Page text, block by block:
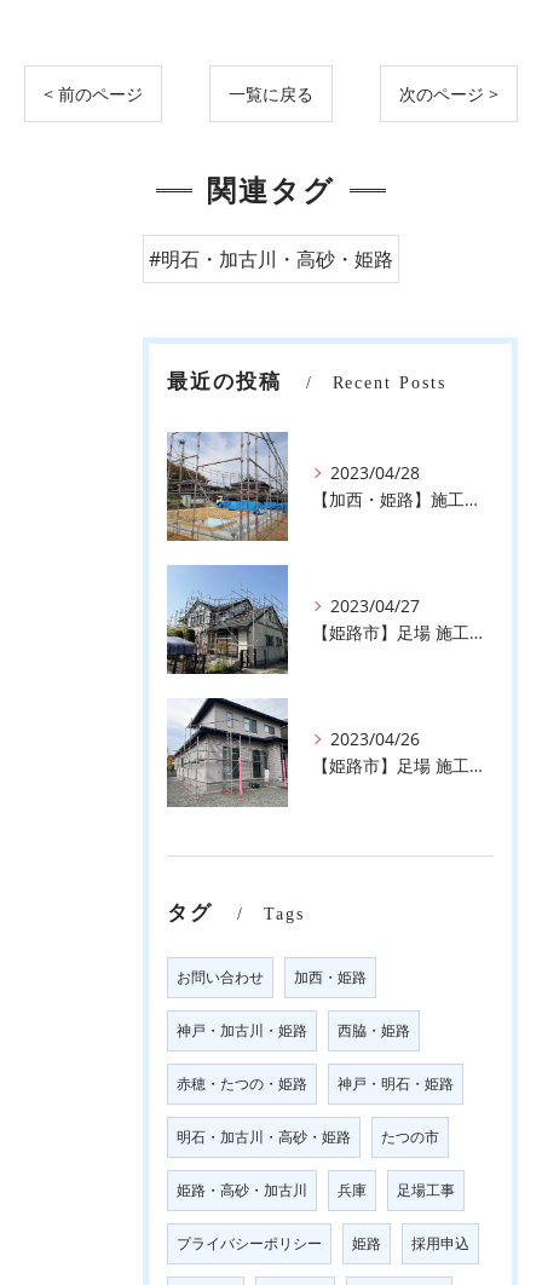
< 前のページ 一覧に戻る 次のページ >
関連タグ
#明石・加古川・高砂・姫路
最近の投稿 Recent Posts
2023/04/28
【加西・姫路】施工事例のご紹介♪【株式会社ever】
2023/04/27
【姫路市】足場 施工事例のご紹介♪【株式会社ever】
2023/04/26
【姫路市】足場 施工事例のご紹介♪【株式会社ever】
タグ Tags
お問い合わせ 加西・姫路
神戸・加古川・姫路 西脇・姫路
赤穂・たつの・姫路 神戸・明石・姫路
明石・加古川・高砂・姫路 たつの市
姫路・高砂・加古川 兵庫 足場工事
プライバシーポリシー 姫路 採用申込